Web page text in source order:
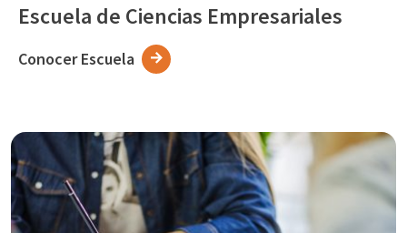
Escuela de Ciencias Empresariales
Conocer Escuela